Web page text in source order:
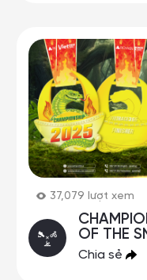
37,079 lượt xem
OF THE
Chia sẻ